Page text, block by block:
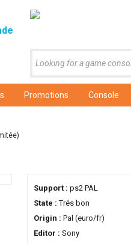
Promotions Console
Support : ps2 PAL
State :Trés bon
Origin : Pal (euro/fr)
Editor : Sony